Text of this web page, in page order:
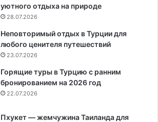
уютного отдыха на природе
28.07.2026
Неповторимый отдых в Турции для
любого ценителя путешествий
23.07.2026
Горящие туры в Турцию с ранним
бронированием на 2026 год
22.07.2026
Пхукет — жемчужина Таиланда для